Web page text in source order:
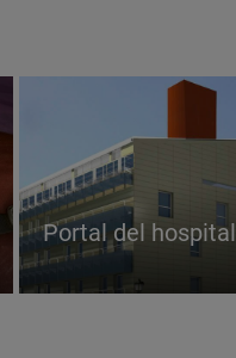
Portal del hospital